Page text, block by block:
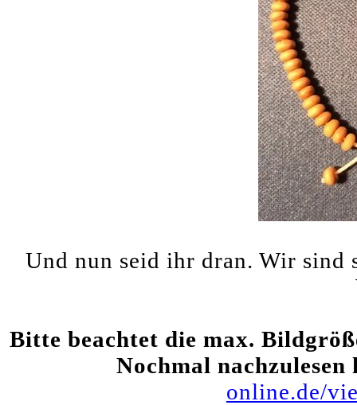
Und nun seid ihr dran. Wir sind
Bitte beachtet die max.
Nochmal nachzulesen
online.de/